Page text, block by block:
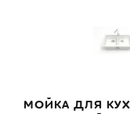
МОЙКА ДЛЯ